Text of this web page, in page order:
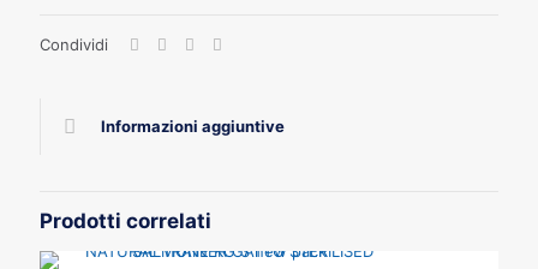
quantità
Condividi
Informazioni aggiuntive
Prodotti correlati